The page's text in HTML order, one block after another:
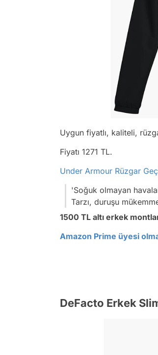
Uygun fiyatlı, kaliteli,
Fiyatı 1271 TL.
Under Armour Rüzgar
'Soğuk olmayan
Tarzı, duruşu
1500 TL altı erkek
Amazon Prime üyesi
DeFacto Erkek